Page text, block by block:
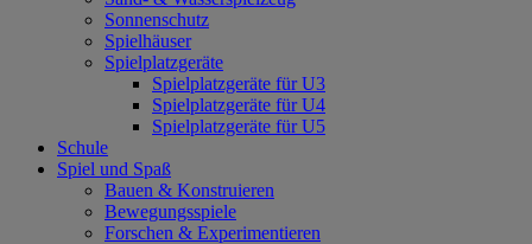
Sonnenschutz
Spielhäuser
Spielplatzgeräte
Spielplatzgeräte für U3
Spielplatzgeräte für U4
Spielplatzgeräte für U5
Schule
Spiel und Spaß
Bauen & Konstruieren
Bewegungsspiele
Forschen & Experimentieren